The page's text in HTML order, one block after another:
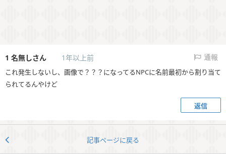
1 名無しさん 1年以上前 通報
これ発生しないし、画像で？？？になってるNPCに名前最初から割り当て
られてるんやけど
返信
記事ページに戻る